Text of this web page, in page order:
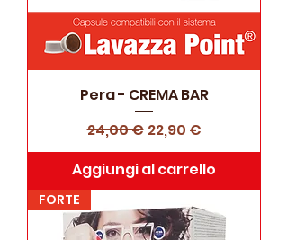
Pera - CREMA BAR
Prezzo regolare
24,00 € Prezzo scontato
22,90 €
Aggiungi al carrello
FORTE